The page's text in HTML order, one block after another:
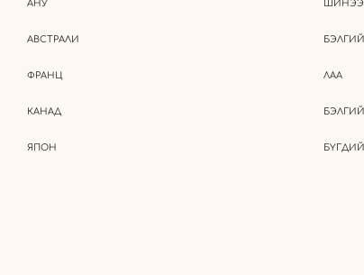
АНУ
АВСТРАЛИ
ФРАНЦ
КАНАД
ЯПОН
ЛАА